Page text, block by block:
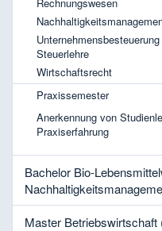
Steuerlehre
Wirtschaftsrecht
Praxissemester
Anerkennung von
Praxiserfahrung
Bachelor Bio-
Master Betriebswirtschaft